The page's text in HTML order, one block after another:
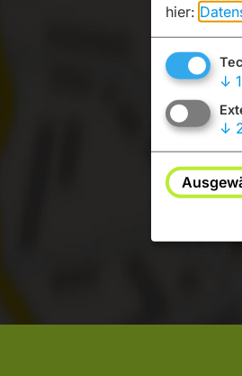
Möchten
hier:
↓ 1
↓